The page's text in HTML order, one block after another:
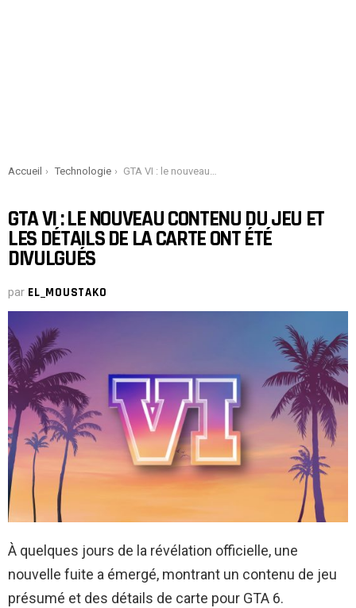
You are here:
Accueil Technologie GTA VI : le nouveau contenu du jeu et les détails de la carte ont été divulgués
GTA VI : LE NOUVEAU CONTENU DU JEU ET
LES DÉTAILS DE LA CARTE ONT ÉTÉ
DIVULGUÉS
par EL_MOUSTAKO
À quelques jours de la révélation officielle, une
nouvelle fuite a émergé, montrant un contenu de jeu
présumé et des détails de carte pour GTA 6.